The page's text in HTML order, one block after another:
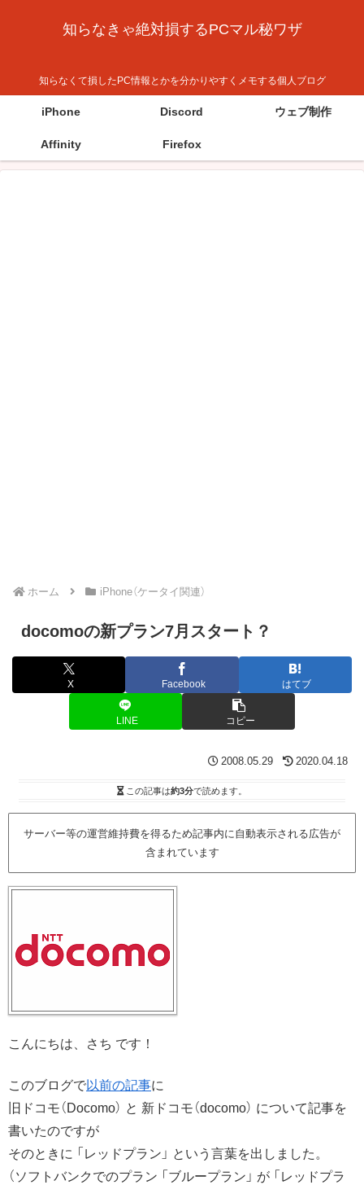
知らなきゃ絶対損するPCマル秘ワザ
知らなくて損したPC情報とかを分かりやすくメモする個人ブログ
iPhone Discord ウェブ制作
Affinity Firefox
ホーム iPhone（ケータイ関連）
docomoの新プラン7月スタート？
X Facebook はてブ
LINE コピー
2008.05.29 2020.04.18
この記事は約3分で読めます。
サーバー等の運営維持費を得るため記事内に自動表示される広告が
含まれています
こんにちは、さち です！
このブログで以前の記事に
旧ドコモ（Docomo） と 新ドコモ（docomo） について記事を
書いたのですが
そのときに 「レッドプラン」 という言葉を出しました。
（ソフトバンクでのプラン 「ブループラン」 が 「レッドプラ